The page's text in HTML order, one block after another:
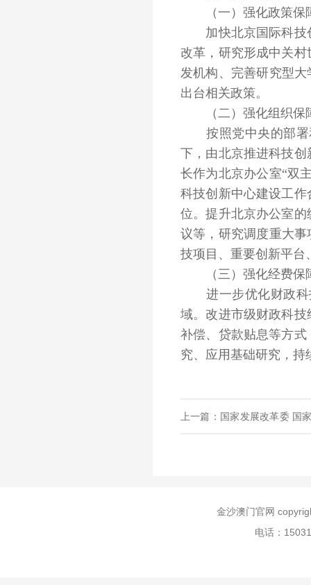
（一）强化政策保
加快北京国际科技创
改革，研究形成中关
发机构、完善研究型
出台相关政策。
（二）强化组织保
按照党中央的部署
下，由北京推进科技
长作为北京办公室“双
科技创新中心建设工
位。提升北京办公室
议等，研究调度重大
技项目、重要创新平台
（三）强化经费保
进一步优化财政科
域。改进市级财政科
补偿、贷款贴息等方
究、应用基础研究，
上一篇：​国家发展改革委 国
金沙澳门官网
电话：